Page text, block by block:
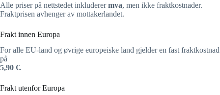
Alle priser på nettstedet inkluderermva, men ikke fraktkostnader.
Fraktprisen avhenger av mottakerlandet.
Frakt innen Europa
For alle EU-land og øvrige europeiske land gjelder en fast fraktkostnad
på
5,90 €.
Frakt utenfor Europa